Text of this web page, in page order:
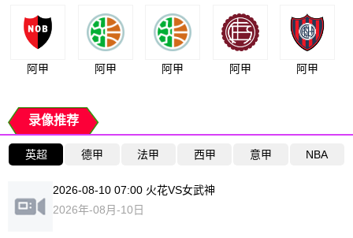
阿甲 阿甲 阿甲 阿甲 阿甲
录像推荐
英超 德甲 法甲 西甲 意甲 NBA
2026-08-10 07:00 火花VS女武神
2026年-08月-10日